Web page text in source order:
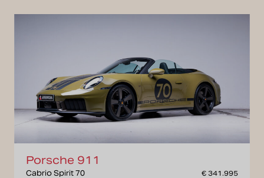
Porsche 911
Cabrio Spirit 70 € 341.995